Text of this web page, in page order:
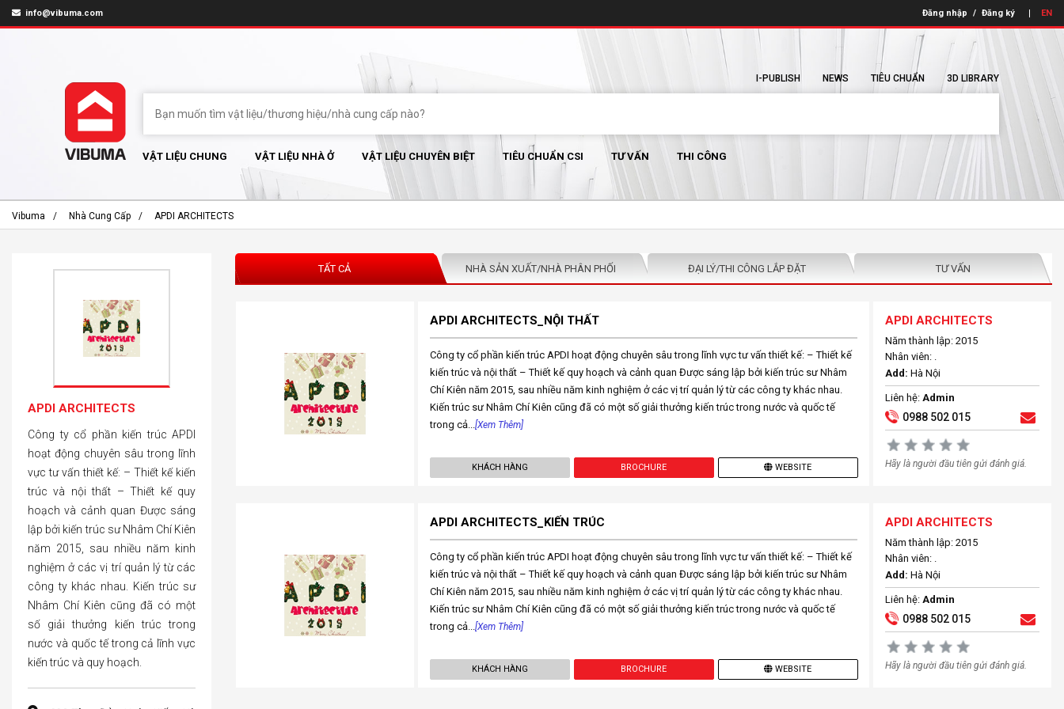
info@vibuma.com Đăng nhập / Đăng ký EN
I-PUBLISH NEWS TIÊU CHUẨN 3D LIBRARY
VẬT LIỆU CHUNG VẬT LIỆU NHÀ Ở VẬT LIỆU CHUYÊN BIỆT TIÊU CHUẨN CSI TƯ VẤN THI CÔNG
Vibuma Nhà Cung Cấp APDI ARCHITECTS
TẤT CẢ NHÀ SẢN XUẤT/NHÀ PHÂN PHỐI ĐẠI LÝ/THI CÔNG LẮP ĐẶT TƯ VẤN
APDI ARCHITECTS_NỘI THẤT
Công ty cổ phần kiến trúc APDI hoạt động chuyên sâu trong lĩnh vực tư vấn thiết kế: – Thiết kế
kiến trúc và nội thất – Thiết kế quy hoạch và cảnh quan Được sáng lập bởi kiến trúc sư Nhâm
Chí Kiên năm 2015, sau nhiều năm kinh nghiệm ở các vị trí quản lý từ các công ty khác nhau.
Kiến trúc sư Nhâm Chí Kiên cũng đã có một số giải thưởng kiến trúc trong nước và quốc tế
trong cả...[Xem Thêm]
KHÁCH HÀNG BROCHURE WEBSITE
APDI ARCHITECTS
Năm thành lập: 2015
Nhân viên: .
Add: Hà Nội
Liên hệ:Admin
0988 502 015
Hãy là người đầu tiên gửi đánh giá.
APDI ARCHITECTS_KIẾN TRÚC
Công ty cổ phần kiến trúc APDI hoạt động chuyên sâu trong lĩnh vực tư vấn thiết kế: – Thiết kế
kiến trúc và nội thất – Thiết kế quy hoạch và cảnh quan Được sáng lập bởi kiến trúc sư Nhâm
Chí Kiên năm 2015, sau nhiều năm kinh nghiệm ở các vị trí quản lý từ các công ty khác nhau.
Kiến trúc sư Nhâm Chí Kiên cũng đã có một số giải thưởng kiến trúc trong nước và quốc tế
trong cả...[Xem Thêm]
KHÁCH HÀNG BROCHURE WEBSITE
APDI ARCHITECTS
Năm thành lập: 2015
Nhân viên: .
Add: Hà Nội
Liên hệ:Admin
0988 502 015
Hãy là người đầu tiên gửi đánh giá.
APDI ARCHITECTS
Công ty cổ phần kiến trúc APDI
hoạt động chuyên sâu trong lĩnh
vực tư vấn thiết kế: – Thiết kế kiến
trúc và nội thất – Thiết kế quy
hoạch và cảnh quan Được sáng
lập bởi kiến trúc sư Nhâm Chí Kiên
năm 2015, sau nhiều năm kinh
nghiệm ở các vị trí quản lý từ các
công ty khác nhau. Kiến trúc sư
Nhâm Chí Kiên cũng đã có một
số giải thưởng kiến trúc trong
nước và quốc tế trong cả lĩnh vực
kiến trúc và quy hoạch.